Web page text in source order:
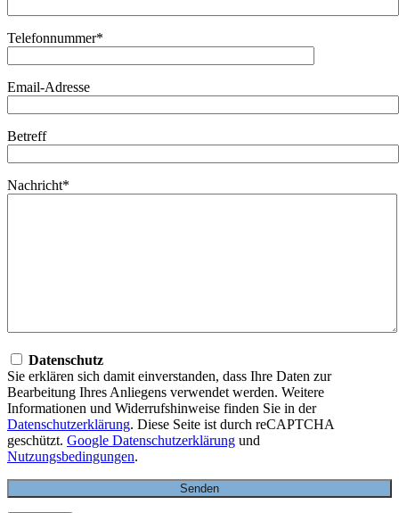
Telefonnummer*
Email-Adresse
Betreff
Nachricht*
Datenschutz
Sie erklären sich damit einverstanden, dass Ihre Daten zur
Bearbeitung Ihres Anliegens verwendet werden. Weitere
Informationen und Widerrufshinweise finden Sie in der
Datenschutzerklärung. Diese Seite ist durch reCAPTCHA
geschützt. Google Datenschutzerklärung und
Nutzungsbedingungen.